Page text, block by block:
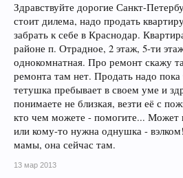
Здравствуйте дорогие Санкт-
стоит дилема, надо продать
забрать к себе в Краснодар.
районе п. Отрадное, 2 этаж, 5-ти
однокомнатная. Про ремонт скажу
ремонта там нет. Продать надо
тетушка пребывает в своем уме и
понимаете не близкая, везти её с
кто чем можете - помогите... Может
или кому-то нужна однушка -
мамы, она сейчас там.
13 мар 2013